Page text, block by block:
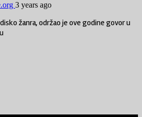
3 years ago
žanra, održao je ove godine govor u